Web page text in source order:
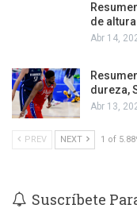
de altura
Abr 14,
dureza,
Abr 13,
PREV NEXT 1 of
Suscríbete